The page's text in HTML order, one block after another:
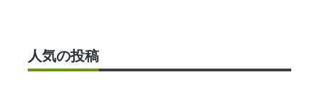
人気の投稿